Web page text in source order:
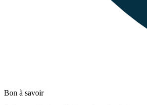
Bon à savoir